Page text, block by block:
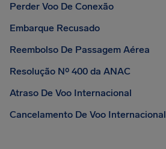
Perder Voo De Conexão
Embarque Recusado
Reembolso De Passagem Aérea
Resolução Nº 400 da ANAC
Atraso De Voo Internacional
Cancelamento De Voo Internacional